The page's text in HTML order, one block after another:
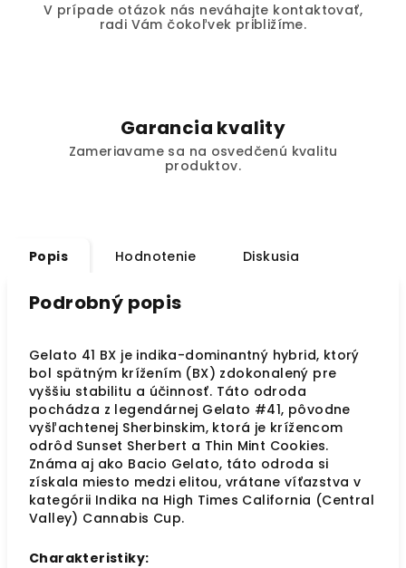
V prípade otázok nás neváhajte kontaktovať,
radi Vám čokoľvek približíme.
Garancia kvality
Zameriavame sa na osvedčenú kvalitu
produktov.
Popis Hodnotenie Diskusia
Podrobný popis
Gelato 41 BX je indika-dominantný hybrid, ktorý
bol spätným krížením (BX) zdokonalený pre
vyššiu stabilitu a účinnosť. Táto odroda
pochádza z legendárnej Gelato #41, pôvodne
vyšľachtenej Sherbinskim, ktorá je krížencom
odrôd Sunset Sherbert a Thin Mint Cookies.
Známa aj ako Bacio Gelato, táto odroda si
získala miesto medzi elitou, vrátane víťazstva v
kategórii Indika na High Times California (Central
Valley) Cannabis Cup.
Charakteristiky: